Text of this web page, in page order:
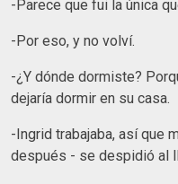
-Parece que fui la única
-Por eso, y no volví.
-¿Y dónde dormiste?
dejaría dormir en su casa.
-Ingrid trabajaba, así que
después - se despidió al